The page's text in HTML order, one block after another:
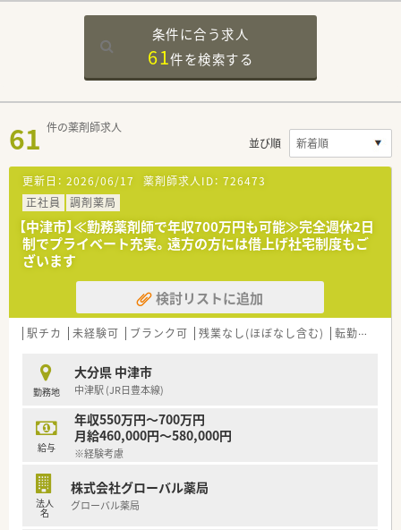
条件に合う求人
61件を検索する
61 件の薬剤師求人
並び順
更新日： 2026/06/17 薬剤師求人ID： 726473
正社員
調剤薬局
【中津市】≪勤務薬剤師で年収700万円も可能≫完全週休2日
制でプライベート充実。遠方の方には借上げ社宅制度もご
ざいます
検討リストに追加
駅チカ 未経験可 ブランク可 残業なし(ほぼなし含む) 転勤なし
勤務地
大分県 中津市
中津駅 (JR日豊本線)
給与
年収550万円～700万円
月給460,000円～580,000円
※経験考慮
法人
名
株式会社グローバル薬局
グローバル薬局